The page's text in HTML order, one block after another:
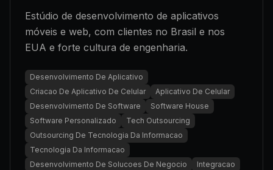
Estúdio de desenvolvimento de aplicativos
móveis e web, com clientes no Brasil e nos
EUA e forte cultura de engenharia.
Desenvolvimento De Aplicativo
Criacao De Aplicativo De Celular
Aplicativo De Celular
Desenvolvimento De Software
Software House
Software Personalizado
Tech Outsourcing
Outsourcing De Tecnologia Da Informacao
Tecnologia Da Informacao
Desenvolvimento De Solucoes De Negocio
Integracao